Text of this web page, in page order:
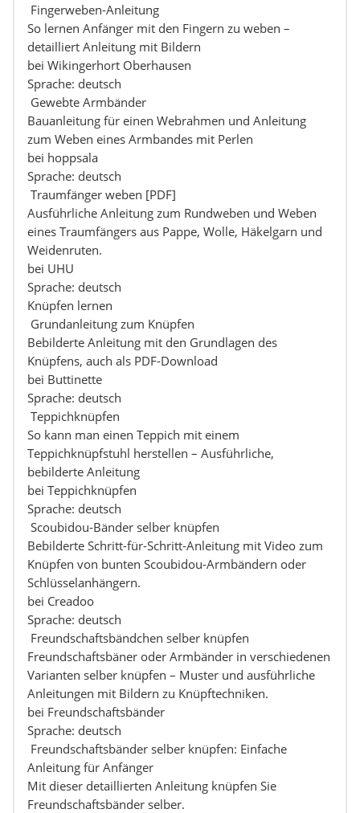
Fingerweben-Anleitung
So lernen Anfänger mit den Fingern zu weben –
detailliert Anleitung mit Bildern
bei Wikingerhort Oberhausen
Sprache: deutsch
Gewebte Armbänder
Bauanleitung für einen Webrahmen und Anleitung
zum Weben eines Armbandes mit Perlen
bei hoppsala
Sprache: deutsch
Traumfänger weben [PDF]
Ausführliche Anleitung zum Rundweben und Weben
eines Traumfängers aus Pappe, Wolle, Häkelgarn und
Weidenruten.
bei UHU
Sprache: deutsch
Knüpfen lernen
Grundanleitung zum Knüpfen
Bebilderte Anleitung mit den Grundlagen des
Knüpfens, auch als PDF-Download
bei Buttinette
Sprache: deutsch
Teppichknüpfen
So kann man einen Teppich mit einem
Teppichknüpfstuhl herstellen – Ausführliche,
bebilderte Anleitung
bei Teppichknüpfen
Sprache: deutsch
Scoubidou-Bänder selber knüpfen
Bebilderte Schritt-für-Schritt-Anleitung mit Video zum
Knüpfen von bunten Scoubidou-Armbändern oder
Schlüsselanhängern.
bei Creadoo
Sprache: deutsch
Freundschaftsbändchen selber knüpfen
Freundschaftsbäner oder Armbänder in verschiedenen
Varianten selber knüpfen – Muster und ausführliche
Anleitungen mit Bildern zu Knüpftechniken.
bei Freundschaftsbänder
Sprache: deutsch
Freundschaftsbänder selber knüpfen: Einfache
Anleitung für Anfänger
Mit dieser detaillierten Anleitung knüpfen Sie
Freundschaftsbänder selber.